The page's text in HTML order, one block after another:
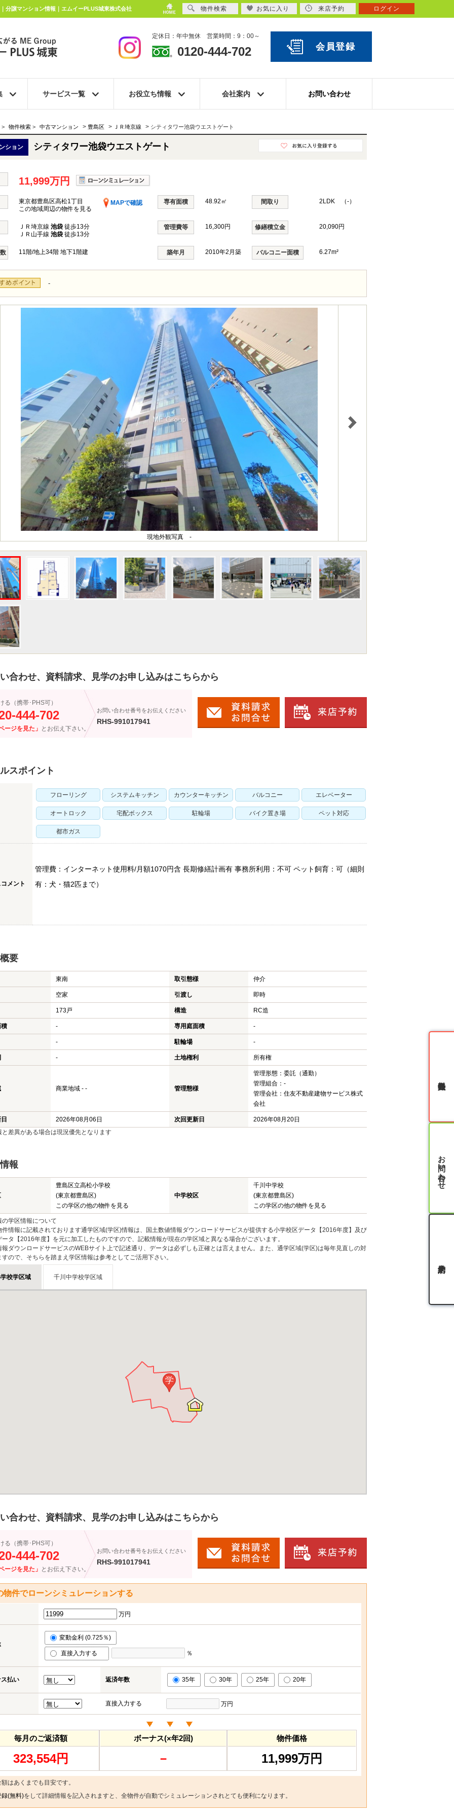
分譲マンション情報｜エムイーPLUS城東株式会社
定休日：年中無休 営業時間：9：00～
0120-444-702 会員登録
サービス一覧 お役立ち情報 会社案内 お問い合わせ
> 物件検索 > 中古マンション > 豊島区 > ＪＲ埼京線 > シティタワー池袋ウエストゲート
ション シティタワー池袋ウエストゲート
11,999万円
東京都豊島区高松1丁目
MAPで確認
この地域周辺の物件を見る
専有面積 48.92㎡ 間取り 2LDK （-）
ＪＲ埼京線 池袋 徒歩13分
ＪＲ山手線 池袋 徒歩13分
管理費等 16,300円 修繕積立金 20,090円
11階/地上34階 地下1階建 築年月 2010年2月築 バルコニー面積 6.27m²
-
現地外観写真 -
合わせ、資料請求、見学のお申し込みはこちらから
る（携帯･PHS可）
444-702
ージを見た」 とお伝え下さい。
お問い合わせ番号をお伝えください
RHS-991017941
スポイント
フローリング システムキッチン カウンターキッチン バルコニー エレベーター
オートロック 宅配ボックス 駐輪場 バイク置き場 ペット対応
都市ガス
メント
管理費：インターネット使用料/月額1070円含 長期修繕計画有 事務所利用：不可 ペット飼育：可（細則
有：犬・猫2匹まで）
要
東南 取引態様 仲介
空家 引渡し 即時
173戸 構造 RC造
- 専用庭面積 -
- 駐輪場 -
- 土地権利 所有権
商業地域 - - 管理態様
管理形態：委託（通勤）
管理組合：-
管理会社：住友不動産建物サービス株式
会社
2026年08月06日 次回更新日
2026年08月20日
差異がある場合は現況優先となります
報
豊島区立高松小学校
(東京都豊島区)
この学区の他の物件を見る
中学校区
千川中学校
(東京都豊島区)
この学区の他の物件を見る
学区情報について
件情報に記載されております通学区域(学区)情報は、国土数値情報ダウンロードサービスが提供する小学校区データ【2016年度】及び
ータ【2016年度】を元に加工したものですので、記載情報が現在の学区域と異なる場合がございます。
報ダウンロードサービスのWEBサイト上で記述通り、データは必ずしも正確とは言えません。また、通学区域(学区)は毎年見直しの対
ので、そちらを踏まえ学区情報は参考としてご活用下さい。
校学区域 千川中学校学区域
学
合わせ、資料請求、見学のお申し込みはこちらから
る（携帯･PHS可）
444-702
ージを見た」 とお伝え下さい。
お問い合わせ番号をお伝えください
RHS-991017941
物件でローンシミュレーションする
万円
変動金利 (0.725％)
直接入力する ％
払い 返済年数 35年 30年 25年 20年
直接入力する 万円
毎月のご返済額
323,554円
ボーナス(×年2回)
－
物件価格
11,999万円
はあくまでも目安です。
録(無料)をして詳細情報を記入されますと、全物件が自動でシミュレーションされとても便利になります。
物件検索 お気に入り 来店予約 ログイン
お問い合わせ